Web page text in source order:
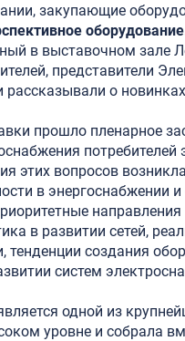
закупающие
в выставочном зале
представители
о
прошло пленарное
этих вопросов
в энергоснабжении
в развитии сетей,
тенденции создания
систем
одной из
уровне и собрала